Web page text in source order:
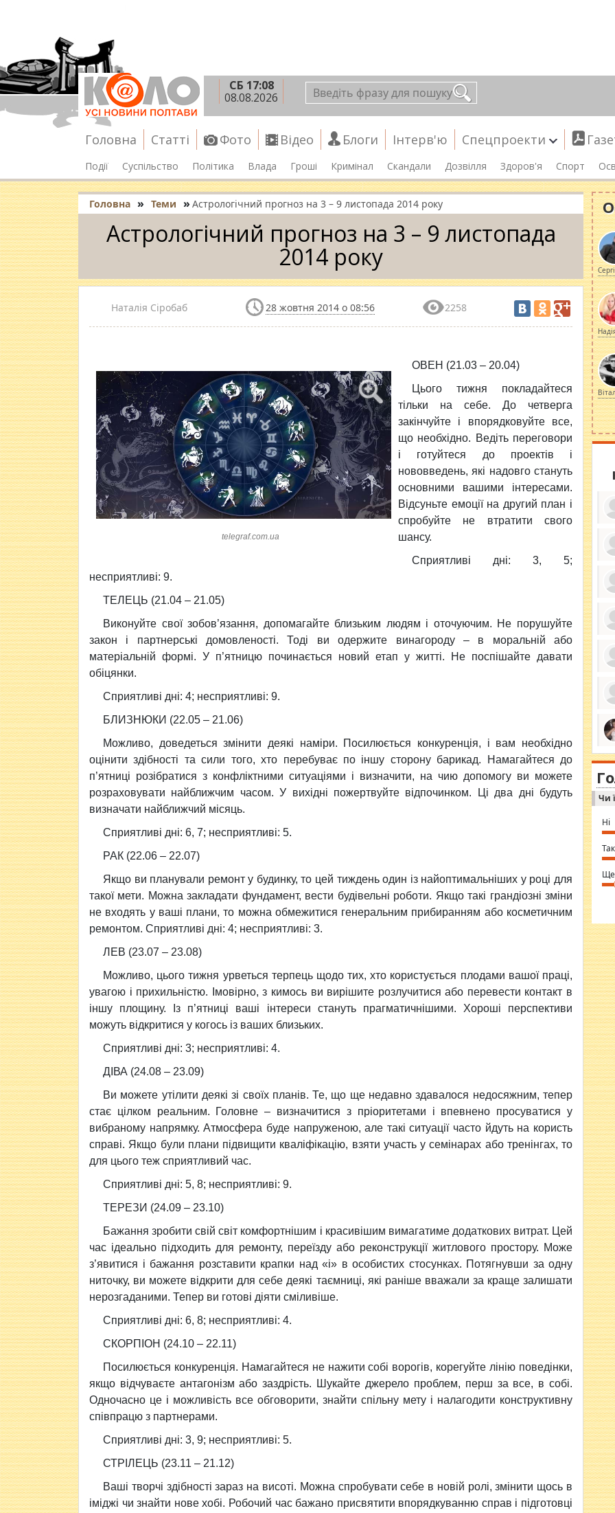
СБ 17:08
08.08.2026
Головна Статті Фото Відео Блоги Інтерв'ю Спецпроекти
Події Суспільство Політика Влада Гроші Кримінал Скандали Дозвілля Здоров'я Спорт
Головна » Теми » Астрологiчний прогноз на 3 – 9 листопада 2014 року
Астрологiчний прогноз на 3 – 9 листопада
2014 року
Наталія Сіробаб 28 жовтня 2014 о 08:56 2258
telegraf.com.ua
ОВЕН (21.03 – 20.04)
Цього тижня покладайтеся
тiльки на себе. До четверга
закiнчуйте i впорядковуйте все,
що необхiдно. Ведiть переговори
i готуйтеся до проектiв i
нововведень, якi надовго стануть
основними вашими інтересами.
Вiдсуньте емоцiї на другий план i
спробуйте не втратити свого
шансу.
Сприятливi днi: 3, 5;
несприятливi: 9.
ТЕЛЕЦЬ (21.04 – 21.05)
Виконуйте свої зобов’язання, допомагайте близьким людям i оточуючим. Не порушуйте
закон i партнерськi домовленостi. Тодi ви одержите винагороду – в моральнiй або
матерiальнiй формi. У п’ятницю починається новий етап у житті. Не поспiшайте давати
обiцянки.
Сприятливi днi: 4; несприятливi: 9.
БЛИЗНЮКИ (22.05 – 21.06)
Можливо, доведеться змiнити деякi намiри. Посилюється конкуренцiя, i вам необхідно
оцiнити здiбностi та сили того, хто перебуває по iншу сторону барикад. Намагайтеся до
п’ятницi розiбратися з конфлiктними ситуацiями i визначити, на чию допомогу ви можете
розраховувати найближчим часом. У вихiднi пожертвуйте вiдпочинком. Цi два днi будуть
визначати найближчий мiсяць.
Сприятливi днi: 6, 7; несприятливi: 5.
РАК (22.06 – 22.07)
Якщо ви планували ремонт у будинку, то цей тиждень один із найоптимальніших у роцi для
такої мети. Можна закладати фундамент, вести будiвельнi роботи. Якщо такi грандiознi змiни
не входять у вашi плани, то можна обмежитися генеральним прибиранням або косметичним
ремонтом. Сприятливi днi: 4; несприятливi: 3.
ЛЕВ (23.07 – 23.08)
Можливо, цього тижня урветься терпець щодо тих, хто користується плодами вашої праці,
увагою i прихильнiстю. Імовірно, з кимось ви вирiшите розлучитися або перевести контакт в
iншу площину. Із п’ятницi ваші iнтереси стануть прагматичнiшими. Хорошi перспективи
можуть вiдкритися у когось із ваших близьких.
Сприятливi днi: 3; несприятливi: 4.
ДIВА (24.08 – 23.09)
Ви можете утiлити деякi зi своїх планів. Те, що ще недавно здавалося недосяжним, тепер
стає цiлком реальним. Головне – визначитися з прiоритетами i впевнено просуватися у
вибраному напрямку. Атмосфера буде напруженою, але такi ситуацiї часто йдуть на користь
справi. Якщо були плани пiдвищити квалiфiкацiю, взяти участь у семiнарах або тренiнгах, то
для цього теж сприятливий час.
Сприятливi днi: 5, 8; несприятливi: 9.
ТЕРЕЗИ (24.09 – 23.10)
Бажання зробити свiй свiт комфортнiшим i красивiшим вимагатиме додаткових витрат. Цей
час iдеально пiдходить для ремонту, переїзду або реконструкцiї житлового простору. Може
з’явитися i бажання розставити крапки над «і» в особистих стосунках. Потягнувши за одну
ниточку, ви можете вiдкрити для себе деякi таємницi, якi ранiше вважали за краще залишати
нерозгаданими. Тепер ви готовi дiяти смiливiше.
Сприятливi днi: 6, 8; несприятливi: 4.
СКОРПIОН (24.10 – 22.11)
Посилюється конкуренцiя. Намагайтеся не нажити собi ворогiв, корегуйте лiнiю поведiнки,
якщо вiдчуваєте антагонiзм або заздрiсть. Шукайте джерело проблем, перш за все, в собi.
Одночасно це i можливiсть все обговорити, знайти спільну мету i налагодити конструктивну
спiвпрацю з партнерами.
Сприятливi днi: 3, 9; несприятливi: 5.
СТРIЛЕЦЬ (23.11 – 21.12)
Вашi творчi здiбностi зараз на висотi. Можна спробувати себе в новiй ролi, змiнити щось в
iмiджi чи знайти нове хобі. Робочий час бажано присвятити впорядкуванню справ i пiдготовцi
за
ми
in
⇒
Чи
Ні
Так
Ще